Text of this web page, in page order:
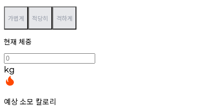
가볍게 적당히 격하게
현재 체중
kg
예상 소모 칼로리